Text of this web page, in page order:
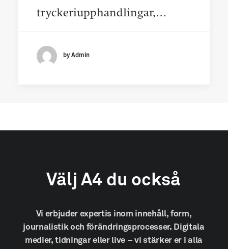
tryckeriupphandlingar,…
by Admin
Välj A4 du också
Vi erbjuder expertis inom innehåll, form,
journalistik och förändringsprocesser. Digitala
medier, tidningar eller live – vi stärker er i alla